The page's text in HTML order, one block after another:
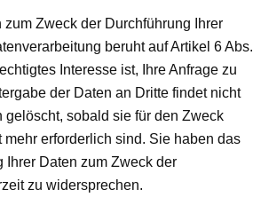
Zweck der Durchführung Ihrer
beruht auf Artikel 6 Abs.
Interesse ist, Ihre Anfrage zu
der Daten an Dritte findet nicht
gelöscht, sobald sie für den Zweck
mehr erforderlich sind. Sie haben das
Ihrer Daten zum Zweck der
zu widersprechen.